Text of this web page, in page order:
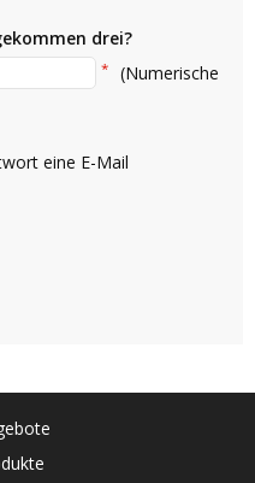
drei?
*
(Numerische
eine E-Mail